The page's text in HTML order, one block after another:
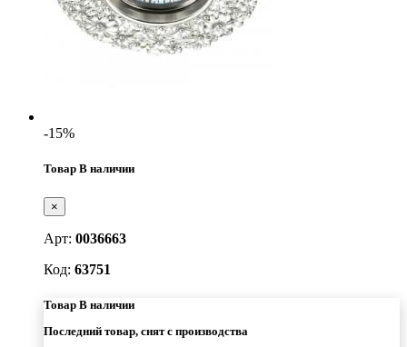
-15%
Товар В наличии
×
Арт: 0036663
Код: 63751
Товар В наличии
Последний товар, снят с производства